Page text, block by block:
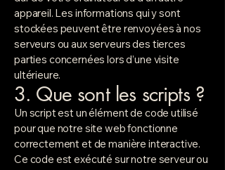
appareil. Les informations qui y sont
stockées peuvent être renvoyées à nos
serveurs ou aux serveurs des tierces
parties concernées lors d’une visite
ultérieure.
3. Que sont les scripts ?
Un script est un élément de code utilisé
pour que notre site web fonctionne
correctement et de manière interactive.
Ce code est exécuté sur notre serveur ou